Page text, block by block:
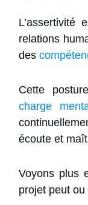
L’assertivité
relations
des
Cette
charge
écoute et
Voyons plus
projet peut ou